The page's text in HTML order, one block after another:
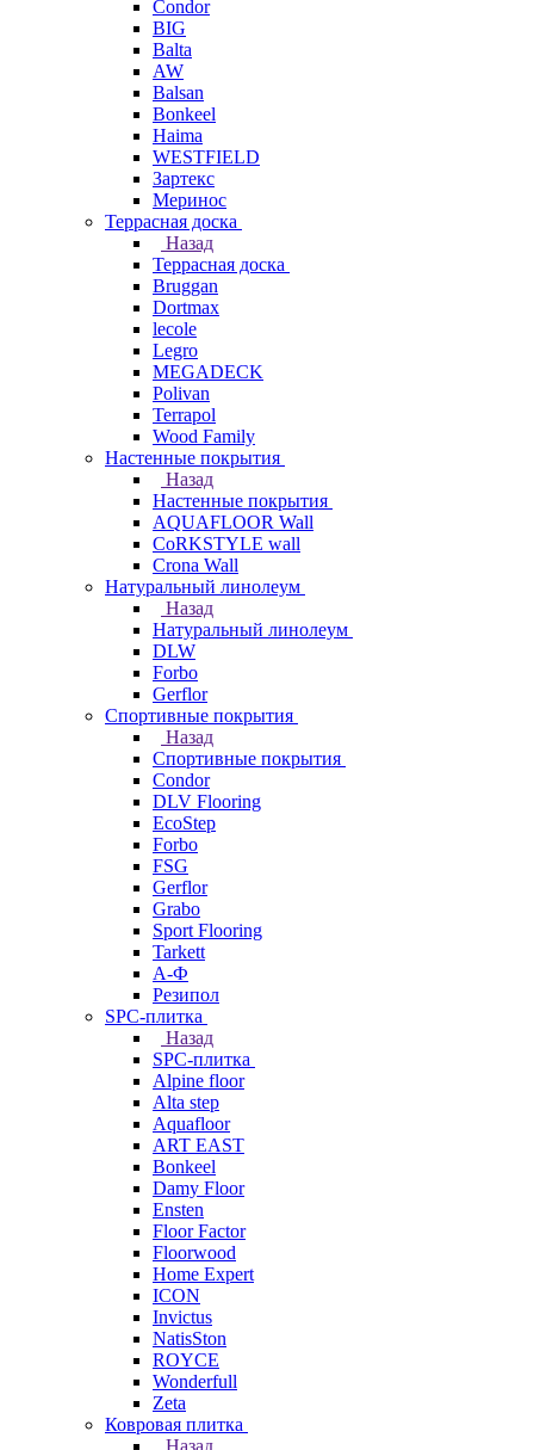
Condor
BIG
Balta
AW
Balsan
Bonkeel
Haima
WESTFIELD
Зартекс
Меринос
Террасная доска
Назад
Террасная доска
Bruggan
Dortmax
lecole
Legro
MEGADECK
Polivan
Terrapol
Wood Family
Настенные покрытия
Назад
Настенные покрытия
AQUAFLOOR Wall
CoRKSTYLE wall
Crona Wall
Натуральный линолеум
Назад
Натуральный линолеум
DLW
Forbo
Gerflor
Спортивные покрытия
Назад
Спортивные покрытия
Condor
DLV Flooring
EcoStep
Forbo
FSG
Gerflor
Grabo
Sport Flooring
Tarkett
А-Ф
Резипол
SPC-плитка
Назад
SPC-плитка
Alpine floor
Alta step
Aquafloor
ART EAST
Bonkeel
Damy Floor
Ensten
Floor Factor
Floorwood
Home Expert
ICON
Invictus
NatisSton
ROYCE
Wonderfull
Zeta
Ковровая плитка
Назад